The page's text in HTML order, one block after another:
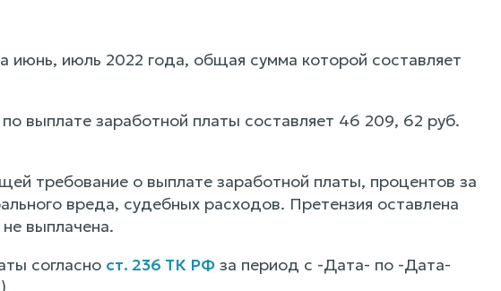
июнь, июль 2022 года, общая сумма которой составляет
выплате заработной платы составляет 46 209, 62 руб.
требование о выплате заработной платы, процентов за
вреда, судебных расходов. Претензия оставлена
выплачена.
согласно ст. 236 ТК РФза период с -Дата- по -Дата-